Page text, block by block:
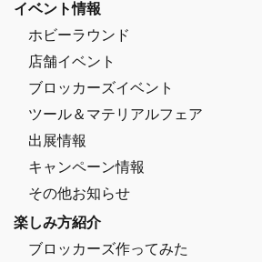
イベント情報
ホビーラウンド
店舗イベント
ブロッカーズイベント
ツール＆マテリアルフェア
出展情報
キャンペーン情報
その他お知らせ
楽しみ方紹介
ブロッカーズ作ってみた